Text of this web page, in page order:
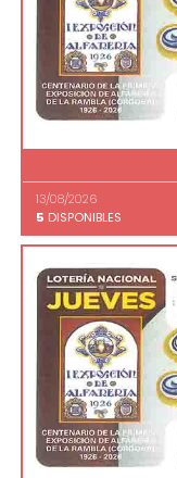
13/08/2026
5 DISPONIBLES